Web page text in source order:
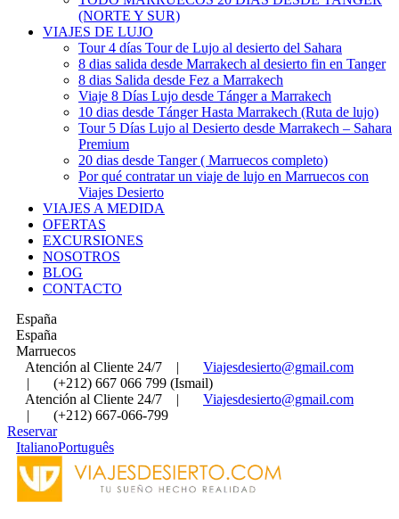
(NORTE Y SUR)
VIAJES DE LUJO
Tour 4 días Tour de Lujo al desierto del Sahara
8 dias salida desde Marrakech al desierto fin en Tanger
8 dias Salida desde Fez a Marrakech
Viaje 8 Días Lujo desde Tánger a Marrakech
10 dias desde Tánger Hasta Marrakech (Ruta de lujo)
Tour 5 Días Lujo al Desierto desde Marrakech – Sahara
Premium
20 dias desde Tanger ( Marruecos completo)
Por qué contratar un viaje de lujo en Marruecos con
Viajes Desierto
VIAJES A MEDIDA
OFERTAS
EXCURSIONES
NOSOTROS
BLOG
CONTACTO
España
España
Marruecos
Atención al Cliente 24/7
|
Viajesdesierto@gmail.com
|
(+212) 667 066 799 (Ismail)
Atención al Cliente 24/7
|
Viajesdesierto@gmail.com
|
(+212) 667-066-799
Reservar
ItalianoPortuguês